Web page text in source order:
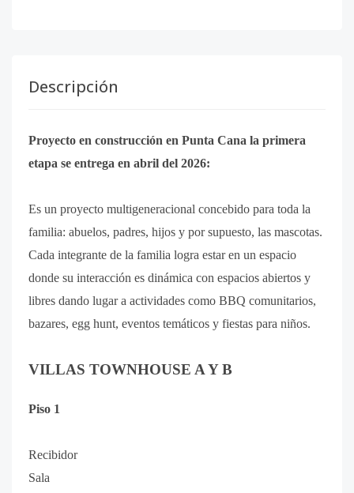
Descripción
Proyecto en construcción en Punta Cana la primera
etapa se entrega en abril del 2026:
Es un proyecto multigeneracional concebido para toda la
familia: abuelos, padres, hijos y por supuesto, las mascotas.
Cada integrante de la familia logra estar en un espacio
donde su interacción es dinámica con espacios abiertos y
libres dando lugar a actividades como BBQ comunitarios,
bazares, egg hunt, eventos temáticos y fiestas para niños.
VILLAS TOWNHOUSE A Y B
Piso 1
Recibidor
Sala